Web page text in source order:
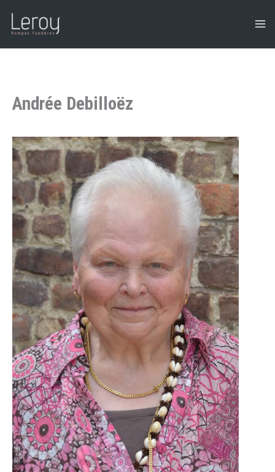
Andrée Debilloëz